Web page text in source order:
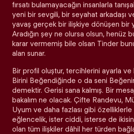
fırsatı bulamayacağın insanlarla
yeni bir sevgili, bir seyahat arkadaşı
yavaş gerçek bir ilişkiye dönüşen bir
Aradığın şey ne olursa olsun, henüz
karar vermemiş bile olsan Tinder
alan sunar.
Bir profil oluştur, tercihlerini ayarla ve
Birini Beğendiğinde o da seni
demektir. Gerisi sana kalmış. Bir
bakalım ne olacak. Çifte Randevu,
Uyum ve daha fazlası gibi
eğlencelik, ister ciddi, isterse de
olan tüm ilişkiler dâhil her türden